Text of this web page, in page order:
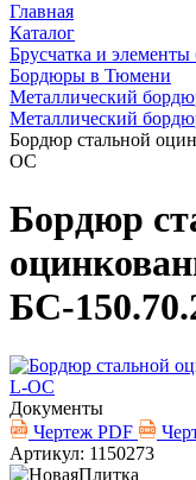
Главная
Каталог
Брусчатка и
Бордюры в Тюмени
Металлический
Металлический
Бордюр стальной
ОС
Бордюр
БС-
Документы
Чертеж PDF
Артикул: 1150273